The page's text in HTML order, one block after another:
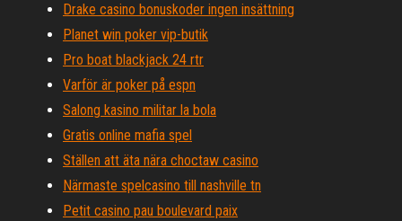
Drake casino bonuskoder ingen insättning
Planet win poker vip-butik
Pro boat blackjack 24 rtr
Varför är poker på espn
Salong kasino militar la bola
Gratis online mafia spel
Ställen att äta nära choctaw casino
Närmaste spelcasino till nashville tn
Petit casino pau boulevard paix